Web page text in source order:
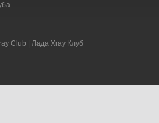
Club | Лада Xray Клуб